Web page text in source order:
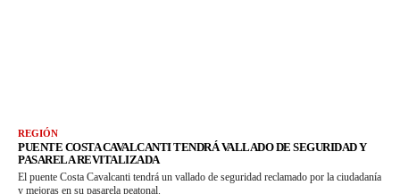
REGIÓN
PUENTE COSTA CAVALCANTI TENDRÁ VALLADO DE SEGURIDAD Y
PASARELA REVITALIZADA
El puente Costa Cavalcanti tendrá un vallado de seguridad reclamado por la ciudadanía
y mejoras en su pasarela peatonal.